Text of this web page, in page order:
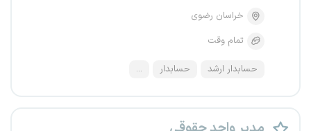
خراسان رضوی
تمام وقت
حسابدار ارشد حسابدار ...